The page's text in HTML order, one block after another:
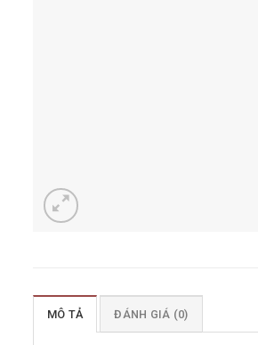
MÔ TẢ ĐÁNH GIÁ (0)